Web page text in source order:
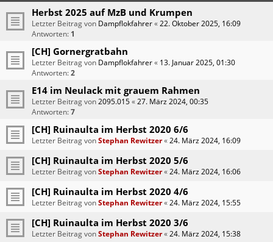
Herbst 2025 auf MzB und Krumpen
Letzter Beitrag von Dampflokfahrer«22. Oktober 2025, 16:09
Antworten: 1
[CH] Gornergratbahn
Letzter Beitrag von Dampflokfahrer« 13. Januar 2025, 01:30
Antworten:2
E14 im Neulack mit grauem Rahmen
Letzter Beitrag von2095.015«27. März 2024, 00:35
Antworten:7
[CH] Ruinaulta im Herbst 2020 6/6
Letzter Beitrag vonStephan Rewitzer«24. März 2024, 16:09
[CH] Ruinaulta im Herbst 2020 5/6
Letzter Beitrag vonStephan Rewitzer«24. März 2024, 16:06
[CH] Ruinaulta im Herbst 2020 4/6
Letzter Beitrag vonStephan Rewitzer«24. März 2024, 15:55
[CH] Ruinaulta im Herbst 2020 3/6
Letzter Beitrag vonStephan Rewitzer«24. März 2024, 15:38